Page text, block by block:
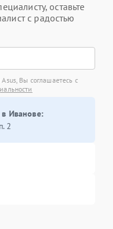
оставьте
с радостью
Вы соглашаетесь с
в Иванове:
2